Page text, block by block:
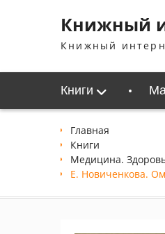
содержимомуКнижный
Книжный
Книги
Главная
Книги
Медицина.
Е. Новиченкова.